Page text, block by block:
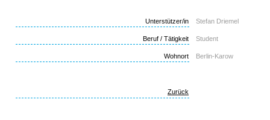
Unterstützer/in Stefan Driemel
Beruf / Tätigkeit Student
Wohnort Berlin-Karow
Zurück